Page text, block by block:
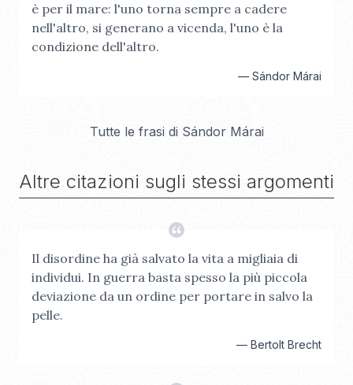
è per il mare: l'uno torna sempre a cadere
nell'altro, si generano a vicenda, l'uno è la
condizione dell'altro.
— Sándor Márai
Tutte le frasi di Sándor Márai
Altre citazioni sugli stessi argomenti
Il disordine ha già salvato la vita a migliaia di
individui. In guerra basta spesso la più piccola
deviazione da un ordine per portare in salvo la
pelle.
— Bertolt Brecht